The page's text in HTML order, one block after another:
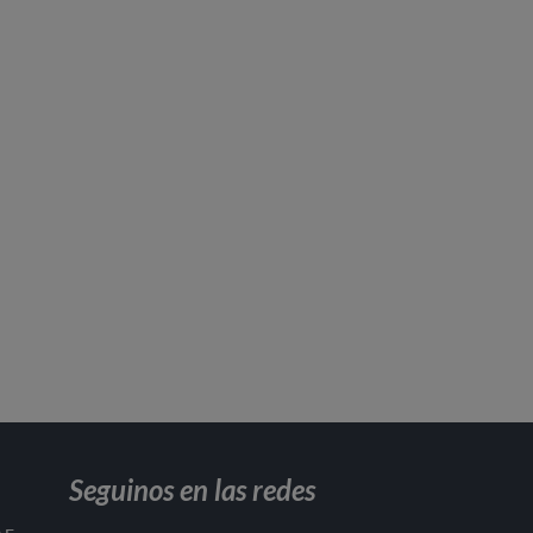
Seguinos en las redes